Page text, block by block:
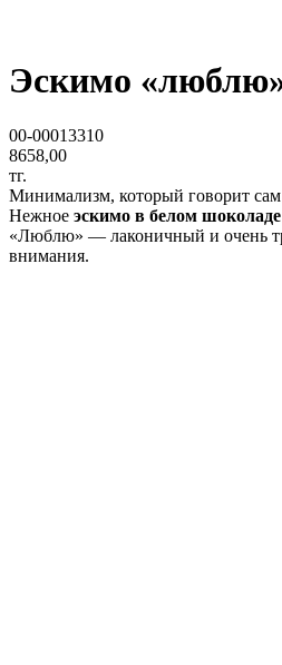
Эскимо
00-00013310
8658,00
тг.
Минимализм, который говорит сам
Нежное эскимо в белом шоколаде
«Люблю» — лаконичный и очень
внимания.